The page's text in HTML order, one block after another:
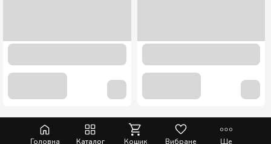
Головна Каталог Кошик Вибране Ще